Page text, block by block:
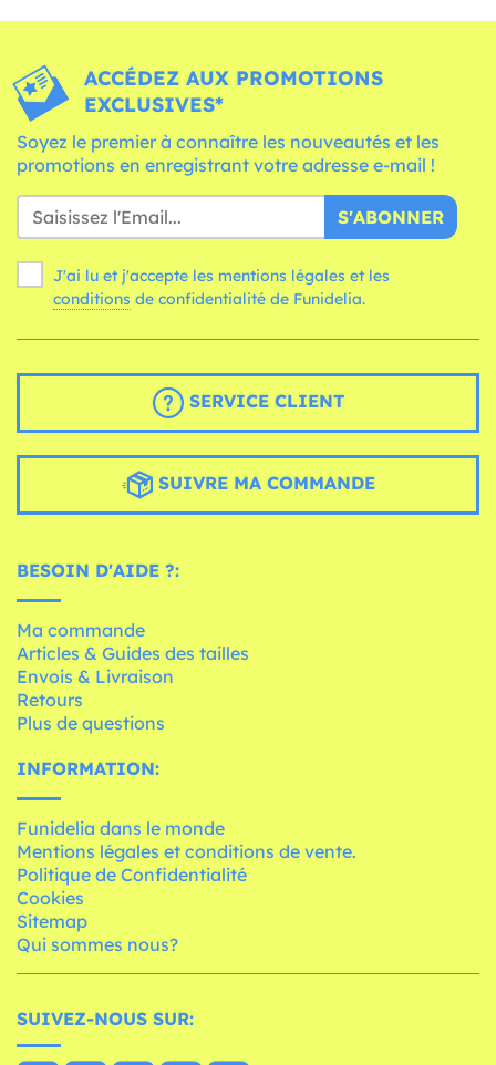
ACCÉDEZ AUX PROMOTIONS
EXCLUSIVES*
Soyez le premier à connaître les nouveautés et les
promotions en enregistrant votre adresse e-mail !
S'ABONNER
J'ai lu et j'accepte les mentions légales et les
conditions de confidentialité de Funidelia.
SERVICE CLIENT
SUIVRE MA COMMANDE
BESOIN D'AIDE ?:
Ma commande
Articles & Guides des tailles
Envois & Livraison
Retours
Plus de questions
INFORMATION:
Funidelia dans le monde
Mentions légales et conditions de vente.
Politique de Confidentialité
Cookies
Sitemap
Qui sommes nous?
SUIVEZ-NOUS SUR: